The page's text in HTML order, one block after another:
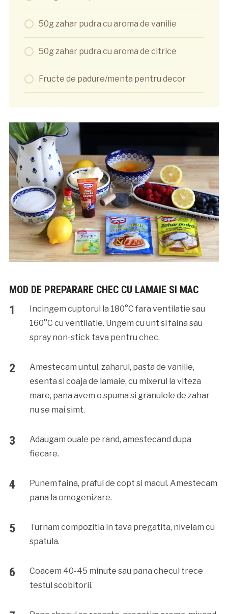
50g zahar pudra cu aroma de vanilie
50g zahar pudra cu aroma de citrice
Fructe de padure/menta pentru decor
MOD DE PREPARARE CHEC CU LAMAIE SI MAC
Incingem cuptorul la 180°C fara ventilatie sau
160°C cu ventilatie. Ungem cu unt si faina sau
spray non-stick tava pentru chec.
Amestecam untul, zaharul, pasta de vanilie,
esenta si coaja de lamaie, cu mixerul la viteza
mare, pana avem o spuma si granulele de zahar
nu se mai simt.
Adaugam ouale pe rand, amestecand dupa
fiecare.
Punem faina, praful de copt si macul. Amestecam
pana la omogenizare.
Turnam compozitia in tava pregatita, nivelam cu
spatula.
Coacem 40-45 minute sau pana checul trece
testul scobitorii.